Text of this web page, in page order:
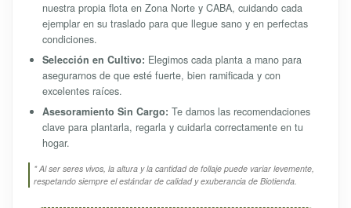
nuestra propia flota en Zona Norte y CABA, cuidando cada
ejemplar en su traslado para que llegue sano y en perfectas
condiciones.
Selección en Cultivo: Elegimos cada planta a mano para
asegurarnos de que esté fuerte, bien ramificada y con
excelentes raíces.
Asesoramiento Sin Cargo: Te damos las recomendaciones
clave para plantarla, regarla y cuidarla correctamente en tu
hogar.
* Al ser seres vivos, la altura y la cantidad de follaje puede variar levemente,
respetando siempre el estándar de calidad y exuberancia de Biotienda.